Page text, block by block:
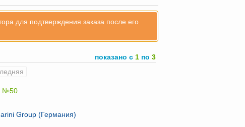
для подтверждения заказа после его
показано с 1 по 3
№50
Group (Германия)